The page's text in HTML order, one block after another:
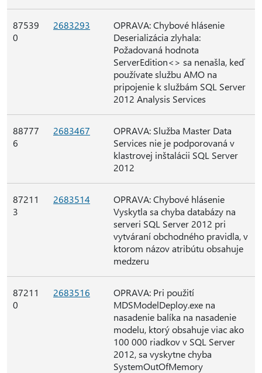
87539
0
2683293
OPRAVA: Chybové hlásenie
Deserializácia zlyhala:
Požadovaná hodnota
ServerEdition<> sa nenašla, keď
používate službu AMO na
pripojenie k službám SQL Server
2012 Analysis Services
88777
6
2683467
OPRAVA: Služba Master Data
Services nie je podporovaná v
klastrovej inštalácii SQL Server
2012
87211
3
2683514
OPRAVA: Chybové hlásenie
Vyskytla sa chyba databázy na
serveri SQL Server 2012 pri
vytváraní obchodného pravidla, v
ktorom názov atribútu obsahuje
medzeru
87211
0
2683516
OPRAVA: Pri použití
MDSModelDeploy.exe na
nasadenie balíka na nasadenie
modelu, ktorý obsahuje viac ako
100 000 riadkov v SQL Server
2012, sa vyskytne chyba
SystemOutOfMemory